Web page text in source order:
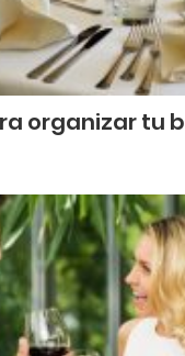
organizar tu